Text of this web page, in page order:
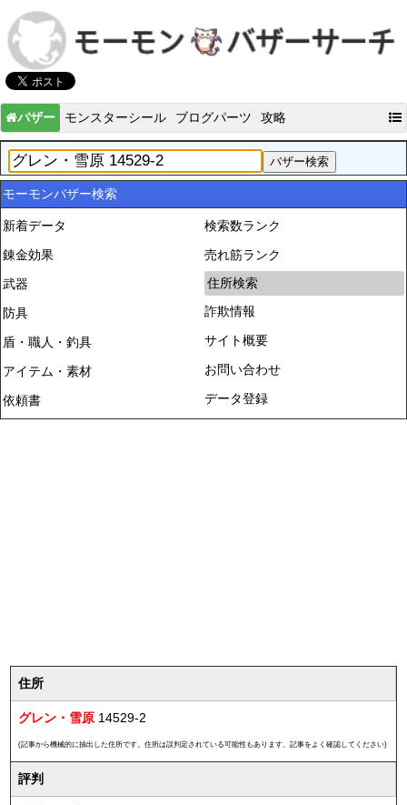
バザー モンスターシール ブログパーツ 攻略
モーモンバザー検索
新着データ
錬金効果
武器
防具
盾・職人・釣具
アイテム・素材
依頼書
検索数ランク
売れ筋ランク
住所検索
詐欺情報
サイト概要
お問い合わせ
データ登録
住所
グレン・雪原 14529-2
(記事から機械的に抽出した住所です。住所は誤判定されている可能性もあります。記事をよく確認してください)
評判